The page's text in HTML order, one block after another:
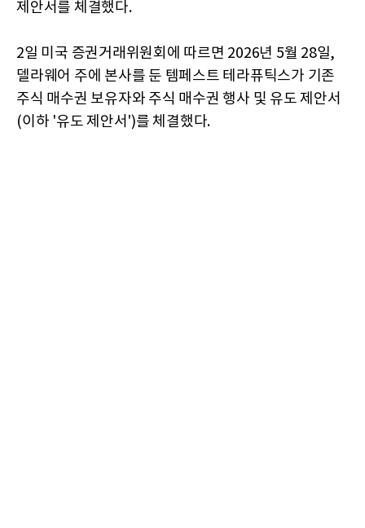
제안서를 체결했다.
2일 미국 증권거래위원회에 따르면 2026년 5월 28일,
델라웨어 주에 본사를 둔 템페스트 테라퓨틱스가 기존
주식 매수권 보유자와 주식 매수권 행사 및 유도 제안서
(이하 '유도 제안서')를 체결했다.